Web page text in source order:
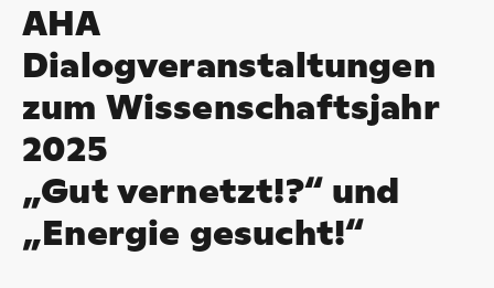
AHA
Dialogveranstaltungen
zum Wissenschaftsjahr
2025
„Gut vernetzt!?“ und
„Energie gesucht!“